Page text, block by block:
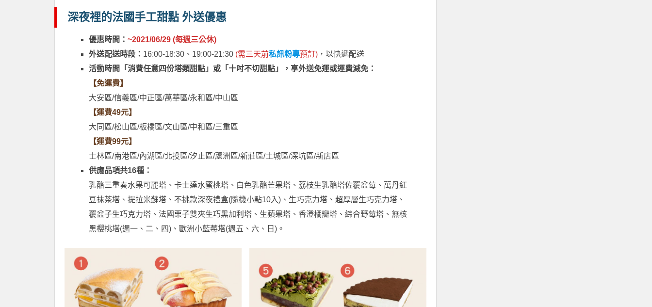
深夜裡的法國手工甜點 外送優惠
優惠時間： ~2021/06/29 (每週三公休)
外送配送時段： 16:00-18:30、19:00-21:30 (需三天前私訊粉專預訂) ，以快遞配送
活動時間「消費任意四份塔類甜點」或「十吋不切甜點」，享外送免運或運費減免：
【免運費】
大安區/信義區/中正區/萬華區/永和區/中山區
【運費49元】
大同區/松山區/板橋區/文山區/中和區/三重區
【運費99元】
士林區/南港區/內湖區/北投區/汐止區/蘆洲區/新莊區/土城區/深坑區/新店區
供應品項共16種：
乳酪三重奏水果可麗塔、卡士達水蜜桃塔、白色乳酪芒果塔、荔枝生乳酪塔佐覆盆莓、萬丹紅
豆抹茶塔、提拉米蘇塔、不挑款深夜禮盒(隨機小點10入)、生巧克力塔、超厚層生巧克力塔、
覆盆子生巧克力塔、法國栗子雙夾生巧黑加利塔、生蘋果塔、香澄橘瓣塔、綜合野莓塔、無核
黑櫻桃塔(週一、二、四)、歐洲小藍莓塔(週五、六、日)。